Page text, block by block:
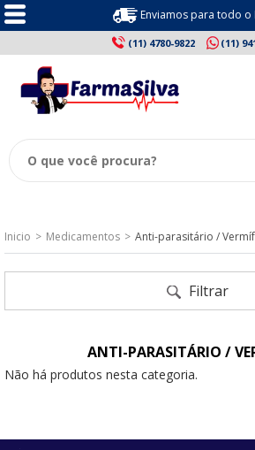
Enviamos para todo o
(11) 4780-9822 (11)
Inicio Medicamentos Anti-parasitário /
Filtrar
ANTI-PARASITÁRIO /
Não há produtos nesta categoria.